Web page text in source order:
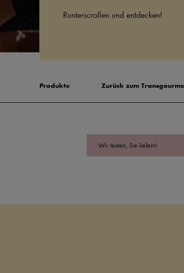
Runterscrollen und entdecken!
Produkte Zurück zum
Wir testen, Sie liefern!